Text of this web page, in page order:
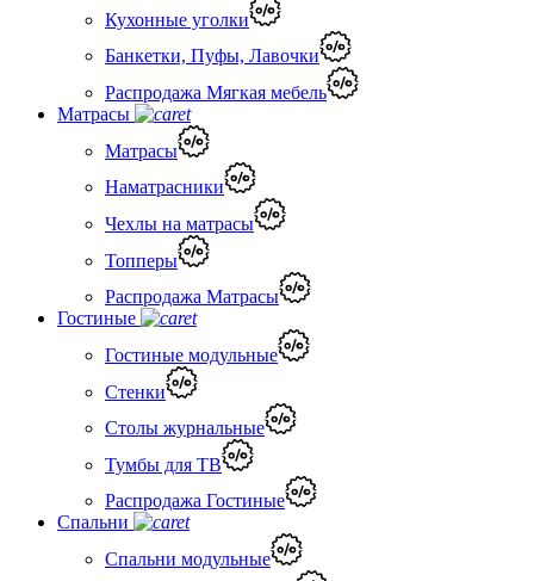
Кухонные уголки
Банкетки, Пуфы, Лавочки
Распродажа Мягкая мебель
Матрасы
Матрасы
Наматрасники
Чехлы на матрасы
Топперы
Распродажа Матрасы
Гостиные
Гостиные модульные
Стенки
Столы журнальные
Тумбы для ТВ
Распродажа Гостиные
Спальни
Спальни модульные